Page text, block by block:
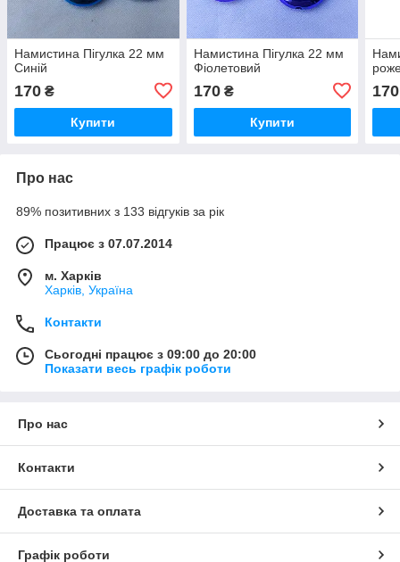
Намистина Пігулка 22 мм
Синій
170 ₴
Купити
Намистина Пігулка 22 мм
Фіолетовий
170₴
Купити
170
Про нас
89% позитивних з 133 відгуків за рік
Працює з 07.07.2014
м. Харків
Харків, Україна
Контакти
Сьогодні працює з 09:00 до 20:00
Показати весь графік роботи
Про нас
Контакти
Доставка та оплата
Графік роботи